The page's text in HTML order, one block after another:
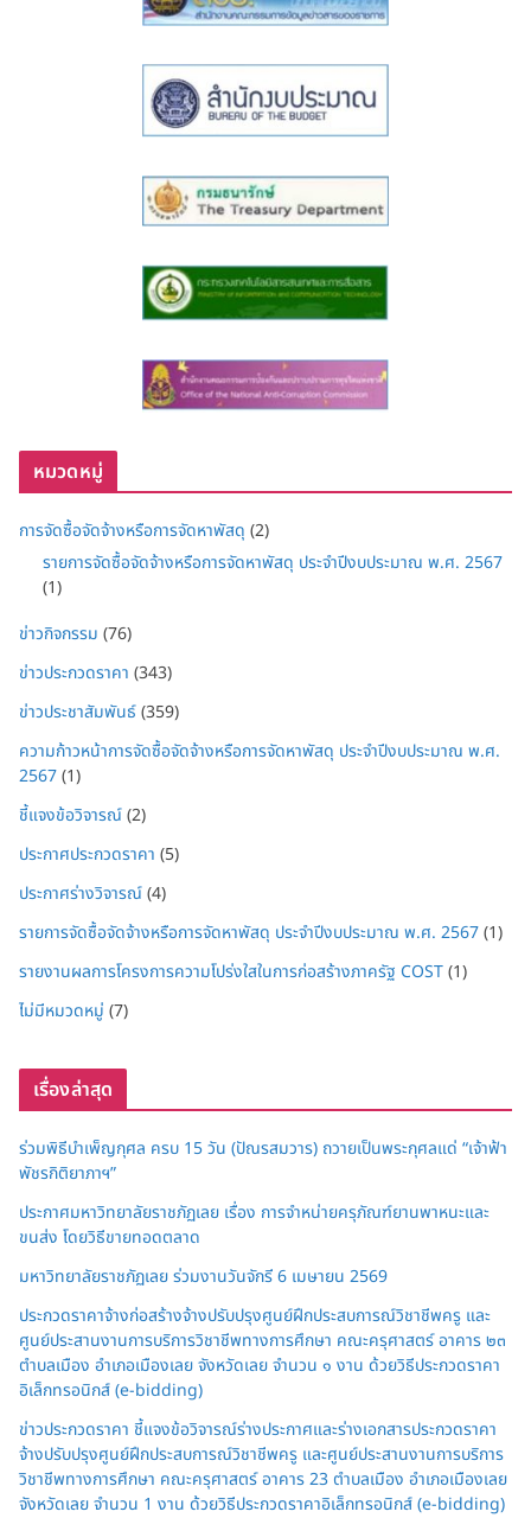
หมวดหมู่
การจัดซื้อจัดจ้างหรือการจัดหาพัสดุ (2)
รายการจัดซื้อจัดจ้างหรือการจัดหาพัสดุ ประจำปีงบประมาณ พ.ศ. 2567
(1)
ข่าวกิจกรรม (76)
ข่าวประกวดราคา (343)
ข่าวประชาสัมพันธ์(359)
ความก้าวหน้าการจัดซื้อจัดจ้างหรือการจัดหาพัสดุ ประจำปีงบประมาณ พ.ศ.
2567(1)
ชี้แจงข้อวิจารณ์(2)
ประกาศประกวดราคา (5)
ประกาศร่างวิจารณ์(4)
รายการจัดซื้อจัดจ้างหรือการจัดหาพัสดุ ประจำปีงบประมาณ พ.ศ. 2567(1)
รายงานผลการโครงการความโปร่งใสในการก่อสร้างภาครัฐ COST(1)
ไม่มีหมวดหมู่ (7)
เรื่องล่าสุด
ร่วมพิธีบำเพ็ญกุศล ครบ 15 วัน (ปัณรสมวาร) ถวายเป็นพระกุศลแด่ “เจ้าฟ้า
พัชรกิติยาภาฯ”
ประกาศมหาวิทยาลัยราชภัฏเลย เรื่อง การจำหน่ายครุภัณฑ์ยานพาหนะและ
ขนส่ง โดยวิธีขายทอดตลาด
มหาวิทยาลัยราชภัฏเลย ร่วมงานวันจักรี 6 เมษายน 2569
ประกวดราคาจ้างก่อสร้างจ้างปรับปรุงศูนย์ฝึกประสบการณ์วิชาชีพครู และ
ศูนย์ประสานงานการบริการวิชาชีพทางการศึกษา คณะครุศาสตร์ อาคาร ๒๓
ตำบลเมือง อำเภอเมืองเลย จังหวัดเลย จำนวน ๑ งาน ด้วยวิธีประกวดราคา
อิเล็กทรอนิกส์ (e-bidding)
ข่าวประกวดราคา ชี้แจงข้อวิจารณ์ร่างประกาศและร่างเอกสารประกวดราคา
จ้างปรับปรุงศูนย์ฝึกประสบการณ์วิชาชีพครู และศูนย์ประสานงานการบริการ
วิชาชีพทางการศึกษา คณะครุศาสตร์ อาคาร 23 ตำบลเมือง อำเภอเมืองเลย
จังหวัดเลย จำนวน 1 งาน ด้วยวิธีประกวดราคาอิเล็กทรอนิกส์ (e-bidding)